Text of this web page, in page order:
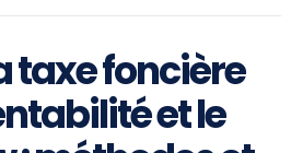
taxe foncière
et le